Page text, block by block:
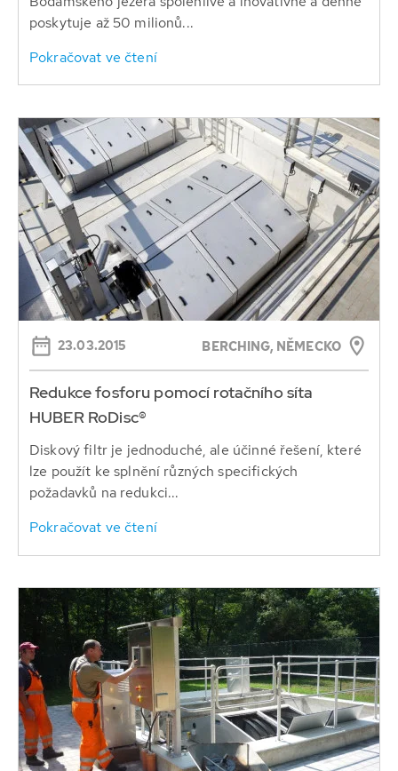
poskytuje až 50 milionů...
Pokračovat ve čtení
23.03.2015 BERCHING, NĚMECKO
Redukce fosforu pomocí rotačního síta
HUBER RoDisc®
Diskový filtr je jednoduché, ale účinné řešení, které
lze použít ke splnění různých specifických
požadavků na redukci...
Pokračovat ve čtení